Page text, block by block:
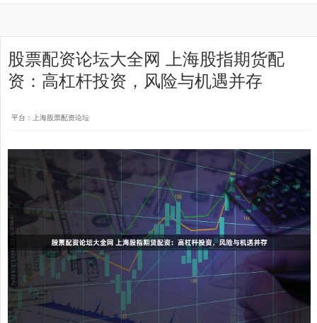
股票配资论坛大全网 上海股指期货配
资：高杠杆投资，风险与机遇并存
平台：上海股票配资论坛